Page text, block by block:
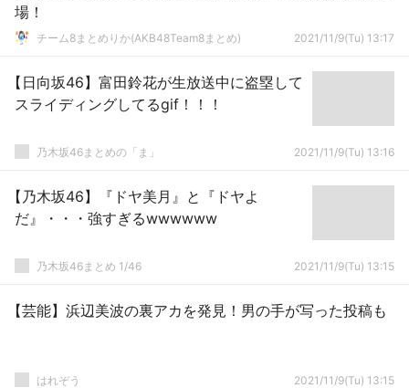
場！
チーム8まとめりか(AKB48Team8まとめ) 2021/11/9(Tu) 13:17
【日向坂46】富田鈴花が生放送中に盗塁して
スライディングしてるgif！！！
乃木坂46まとめの「ま」 2021/11/9(Tu) 13:16
【乃木坂46】『ドヤ美月』と『ドヤよ
だ』・・・強すぎるwwwwww
乃木坂46まとめ 1/46 2021/11/9(Tu) 13:15
【芸能】浜辺美波の裏アカを発見！男の手が写った投稿も
はれぞう 2021/11/9(Tu) 13:15